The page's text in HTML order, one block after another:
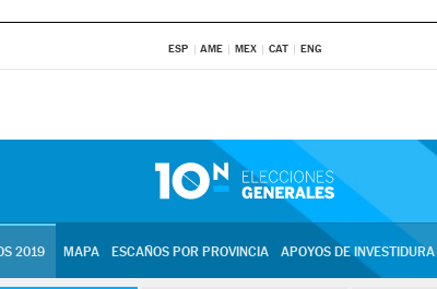
ESP AME MEX CAT ENG
2019 MAPA ESCAÑOS POR PROVINCIA APOYOS DE INVESTIDURA